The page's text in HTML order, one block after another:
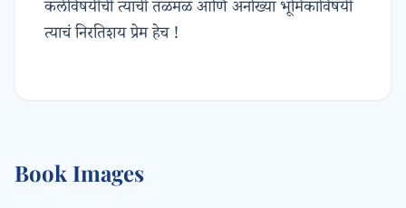
कलेविषयीची त्याची तळमळ आणि अनोख्या भूमिकांविषयी
त्याचं निरतिशय प्रेम हेच !
Book Images